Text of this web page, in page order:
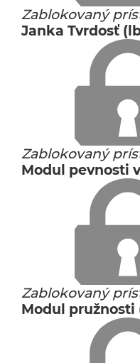
Zablokovaný
Janka Tvrdosť
Zablokovaný
Modul pevnosti
Zablokovaný
Modul pružnosti